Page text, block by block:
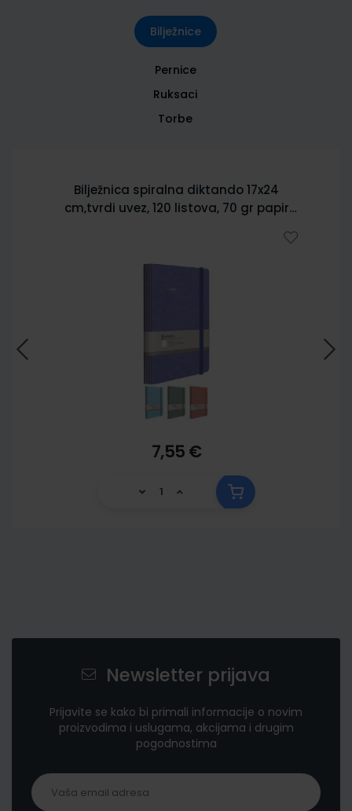
Bilježnice
Pernice
Ruksaci
Torbe
Bilježnica spiralna diktando 17x24
cm,tvrdi uvez, 120 listova, 70 gr papir
7,55 €
Newsletter prijava
Prijavite se kako bi primali informacije o novim
proizvodima i uslugama, akcijama i drugim
pogodnostima